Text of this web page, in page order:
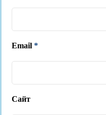
Email *
Сайт